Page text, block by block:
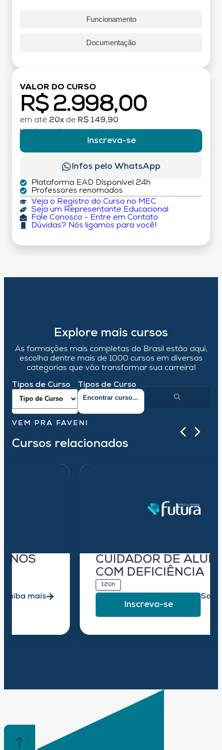
Funcionamento
Documentação
VALOR DO CURSO
R$ 2.998,00
em até 20x de R$ 149,90
MATRÍCULA:
Inscreva-se
Infos pelo WhatsApp
Plataforma EAD Disponível 24h
Professores renomados
Veja o Registro do Curso no MEC
Seja um Representante Educacional
Fale Conosco - Entre em Contato
Dúvidas? Nós ligamos para você!
Explore mais cursos
As formações mais completas do Brasil estão aqui,
escolha dentre mais de 1000 cursos em diversas
categorias que vão transformar sua carreira!
Tipos de Curso Tipos de Curso
VEM PRA FAVENI
Cursos relacionados
CUIDADOR DE ALUNOS
COM DEFICIÊNCIA